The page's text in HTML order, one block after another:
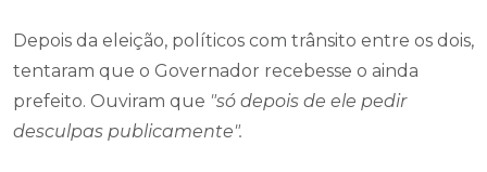
Depois da eleição, políticos com trânsito entre os dois,
tentaram que o Governador recebesse o ainda
prefeito. Ouviram que "só depois de ele pedir
desculpas publicamente".